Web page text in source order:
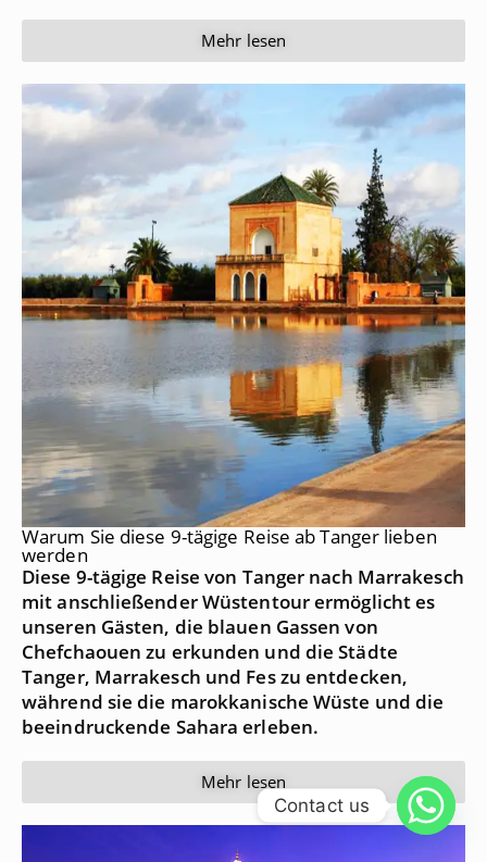
Mehr lesen
Warum Sie diese 9-tägige Reise ab Tanger lieben
werden
Diese 9-tägige Reise von Tanger nach Marrakesch
mit anschließender Wüstentour ermöglicht es
unseren Gästen, die blauen Gassen von
Chefchaouen zu erkunden und die Städte
Tanger, Marrakesch und Fes zu entdecken,
während sie die marokkanische Wüste und die
beeindruckende Sahara erleben.
Mehr lesen
Contact us